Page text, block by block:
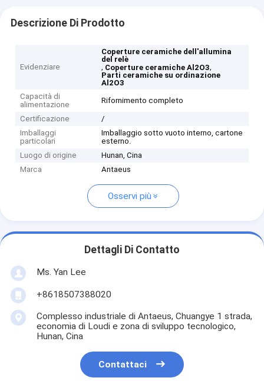
Descrizione Di Prodotto
Evidenziare
Coperture ceramiche dell'allumina
del relè
, Coperture ceramiche Al2O3,
Parti ceramiche su ordinazione
Al2O3
Capacità di
alimentazione
Rifornimento completo
Certificazione
/
Imballaggi
particolari
Imballaggio sotto vuoto interno, cartone
esterno.
Luogo di origine
Hunan, Cina
Marca
Antaeus
Osservi più
Dettagli Di Contatto
Ms. Yan Lee
+8618507388020
Complesso industriale di Antaeus, Chuangye 1 strada,
economia di Loudi e zona di sviluppo tecnologico,
Hunan, Cina
Contattaci